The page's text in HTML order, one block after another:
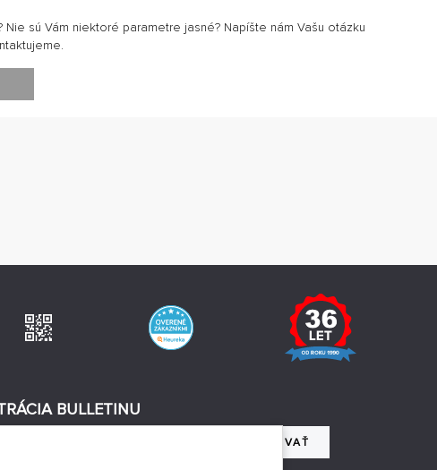
sú Vám niektoré parametre jasné? Napíšte nám Vašu otázku
BULLETINU
REGISTROVAŤ